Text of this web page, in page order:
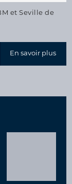
et Seville de
En savoir plus